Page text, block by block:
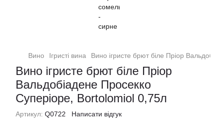
Вино Ігристі вина Вино ігристе брют біле Пріор
Вино ігристе брют біле Пріор
Вальдобіадене Просекко
Суперіоре, Bortolomiol 0,75л
Артикул: Q0722 Написати відгук